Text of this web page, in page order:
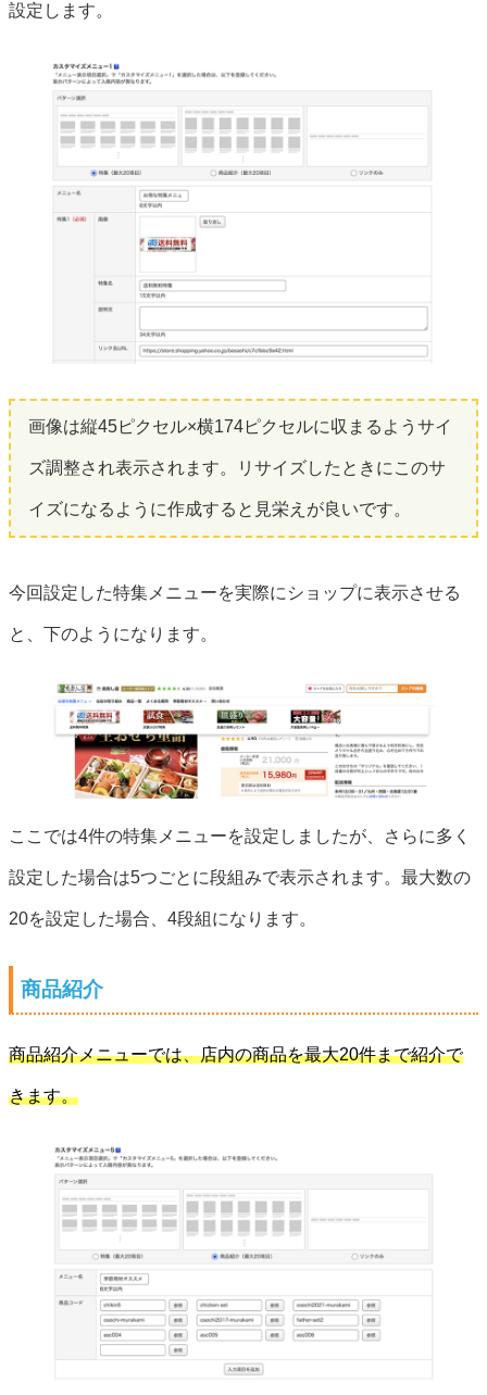
設定します。
画像は縦45ピクセル×横174ピクセルに収まるようサイ
ズ調整され表示されます。リサイズしたときにこのサ
イズになるように作成すると見栄えが良いです。
今回設定した特集メニューを実際にショップに表示させる
と、下のようになります。
ここでは4件の特集メニューを設定しましたが、さらに多く
設定した場合は5つごとに段組みで表示されます。最大数の
20を設定した場合、4段組になります。
商品紹介
商品紹介メニューでは、店内の商品を最大20件まで紹介で
きます。